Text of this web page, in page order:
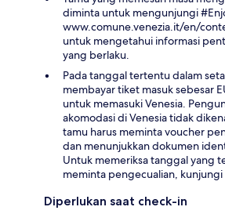
diminta untuk mengunjungi
www.comune.venezia.it/en/
untuk mengetahui informasi
yang berlaku.
Pada tanggal tertentu dalam
membayar tiket masuk sebesar
untuk memasuki Venesia.
akomodasi di Venesia tidak
tamu harus meminta voucher
dan menunjukkan dokumen
Untuk memeriksa tanggal yang
meminta pengecualian,
Diperlukan saat check-in